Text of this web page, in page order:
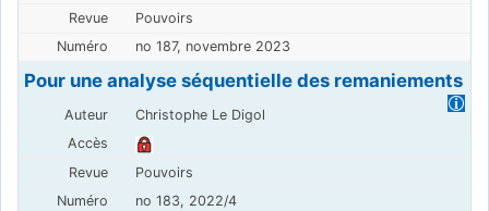
Pouvoirs
no 187, novembre 2023
Pour une analyse séquentielle des remaniements
Christophe Le Digol
Pouvoirs
no 183, 2022/4